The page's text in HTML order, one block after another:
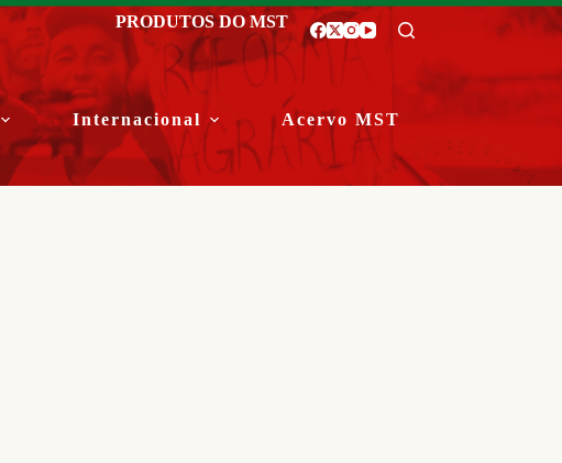
PRODUTOS DO MST
Internacional Acervo MST